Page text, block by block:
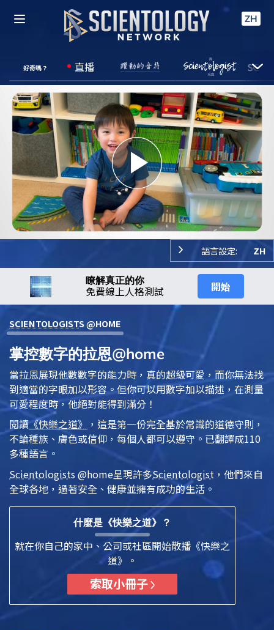
ZH
好奇嗎？ 直播
Play
Video
語言設定: ZH
瞭解真正的你
免費線上人格測試 開始
SCIENTOLOGISTS @HOME
掌控數字的拉恩@home
當拉恩展現他數數字的能力時，真的超級可愛，而你無法找
到適當的字眼加以形容。但你可以用數字加以描述，在測量
可愛程度時，他絕對能得到滿分！
閱讀《快樂之道》 ，這是第一份完全基於常識的道德守則，
不論種族、膚色或信仰，每個人都可以遵守。已翻譯成110
多種語言。
Scientologists @home呈現許多Scientologist ，他們來自
全球各地，過著安全、健康並擁有成功的生活。
什麼是《快樂之道》？
就在你自己的家中、公司或社區開始散播《快樂之
道》。
索取小冊子